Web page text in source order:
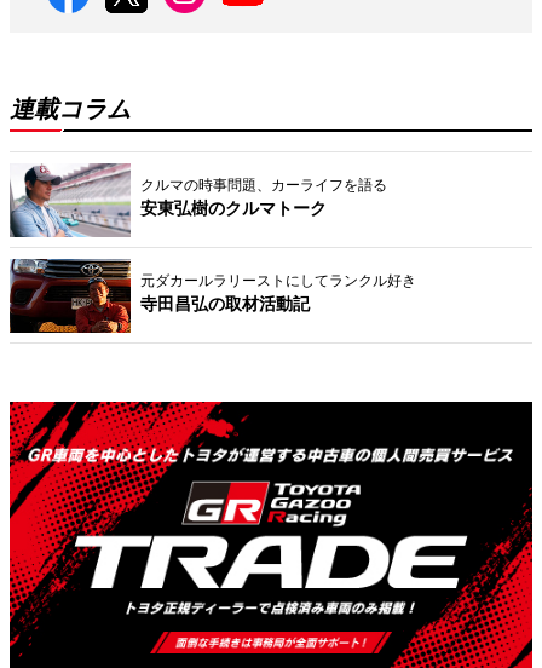
連載コラム
クルマの時事問題、カーライフを語る
安東弘樹のクルマトーク
元ダカールラリーストにしてランクル好き
寺田昌弘の取材活動記